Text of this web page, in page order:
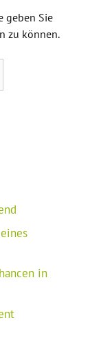
geben Sie
zu können.
in